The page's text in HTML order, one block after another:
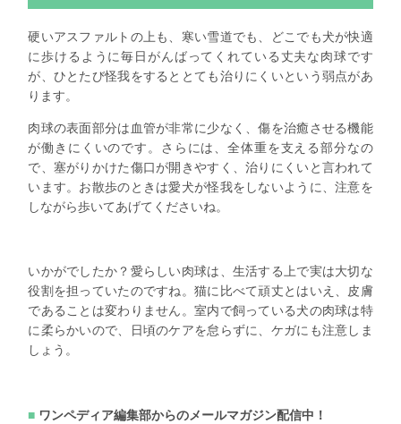
硬いアスファルトの上も、寒い雪道でも、どこでも犬が快適
に歩けるように毎日がんばってくれている丈夫な肉球です
が、ひとたび怪我をするととても治りにくいという弱点があ
ります。
肉球の表面部分は血管が非常に少なく、傷を治癒させる機能
が働きにくいのです。さらには、全体重を支える部分なの
で、塞がりかけた傷口が開きやすく、治りにくいと言われて
います。お散歩のときは愛犬が怪我をしないように、注意を
しながら歩いてあげてくださいね。
いかがでしたか？愛らしい肉球は、生活する上で実は大切な
役割を担っていたのですね。猫に比べて頑丈とはいえ、皮膚
であることは変わりません。室内で飼っている犬の肉球は特
に柔らかいので、日頃のケアを怠らずに、ケガにも注意しま
しょう。
ワンペディア編集部からのメールマガジン配信中！